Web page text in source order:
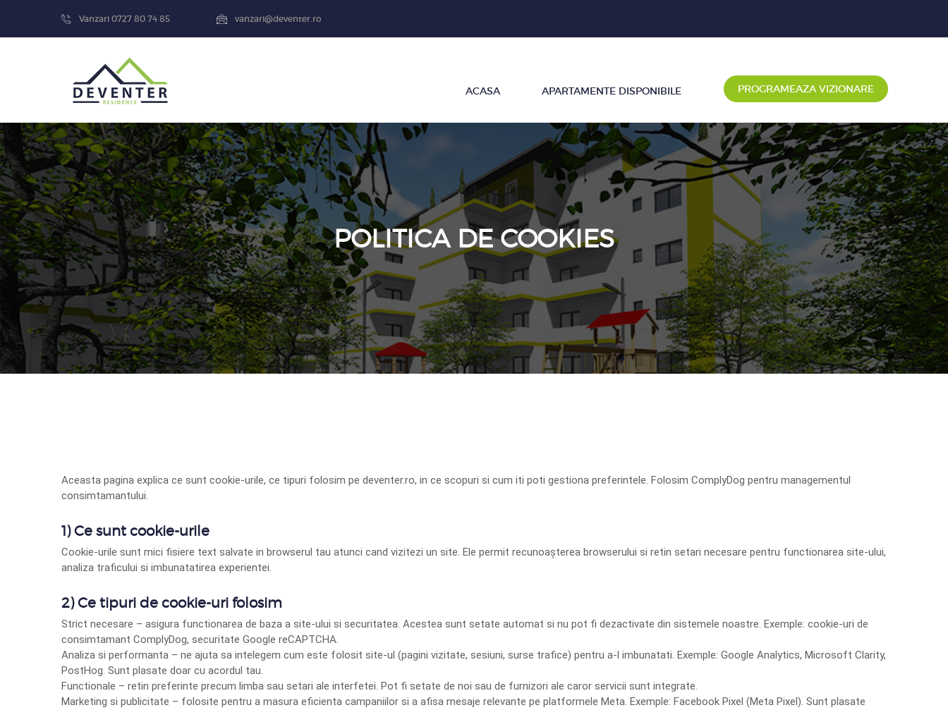
Vanzari 0727 80 74 85 vanzari@deventer.ro
ACASA APARTAMENTE DISPONIBILE PROGRAMEAZA VIZIONARE
POLITICA DE COOKIES
Aceasta pagina explica ce sunt cookie-urile, ce tipuri folosim pe deventer.ro, in ce scopuri si cum iti poti gestiona preferintele. Folosim ComplyDog pentru managementul
consimtamantului.
1) Ce sunt cookie-urile
Cookie-urile sunt mici fisiere text salvate in browserul tau atunci cand vizitezi un site. Ele permit recunoașterea browserului si retin setari necesare pentru functionarea site-ului,
analiza traficului si imbunatatirea experientei.
2) Ce tipuri de cookie-uri folosim
Strict necesare – asigura functionarea de baza a site-ului si securitatea. Acestea sunt setate automat si nu pot fi dezactivate din sistemele noastre. Exemple: cookie-uri de
consimtamant ComplyDog, securitate Google reCAPTCHA.
Analiza si performanta – ne ajuta sa intelegem cum este folosit site-ul (pagini vizitate, sesiuni, surse trafice) pentru a-l imbunatati. Exemple: Google Analytics, Microsoft Clarity,
PostHog. Sunt plasate doar cu acordul tau.
Functionale – retin preferinte precum limba sau setari ale interfetei. Pot fi setate de noi sau de furnizori ale caror servicii sunt integrate.
Marketing si publicitate – folosite pentru a masura eficienta campaniilor si a afisa mesaje relevante pe platformele Meta. Exemple: Facebook Pixel (Meta Pixel). Sunt plasate